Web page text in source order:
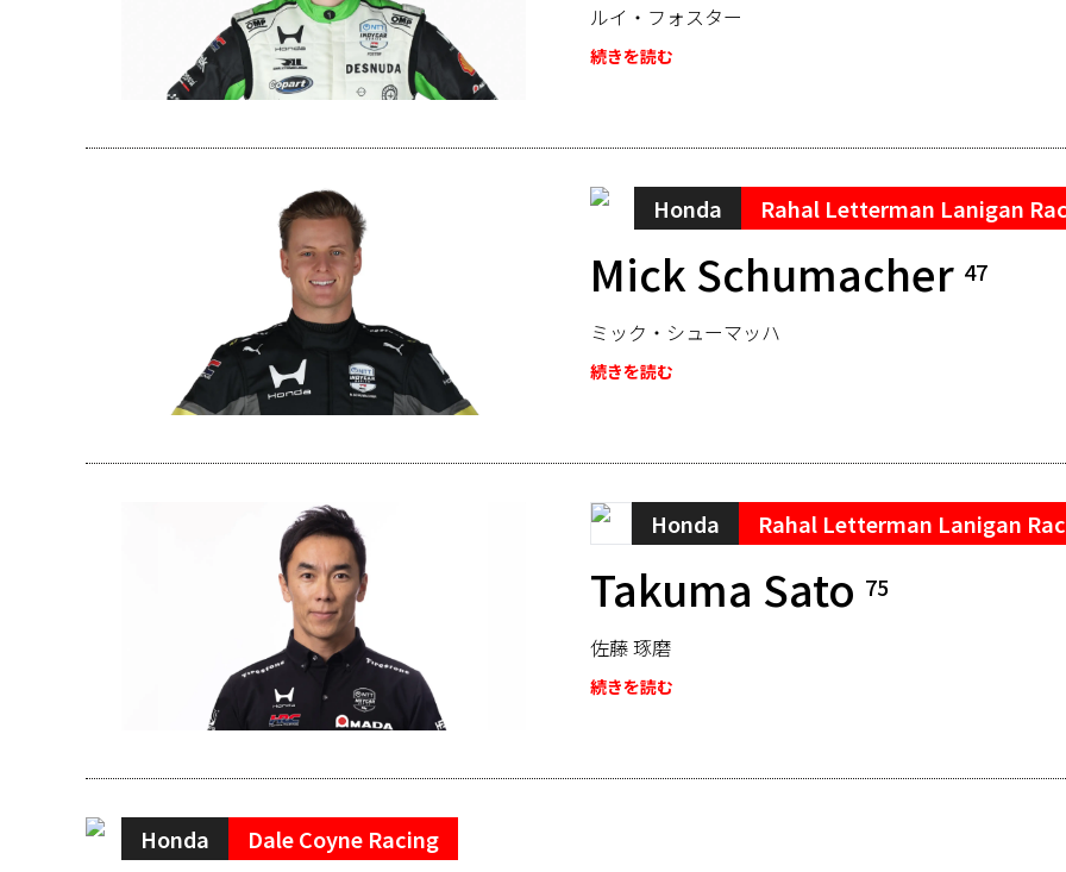
ルイ・フォスター
続きを読む
Honda Rahal Letterman Lanigan
Mick Schumacher 47
ミック・シューマッハ
続きを読む
Honda Rahal Letterman Lanigan
Takuma Sato 75
佐藤 琢磨
続きを読む
Honda Dale Coyne Racing